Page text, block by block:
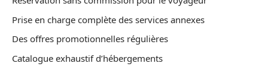
Prise en charge complète des services annexes
Des offres promotionnelles régulières
Catalogue exhaustif d’hébergements